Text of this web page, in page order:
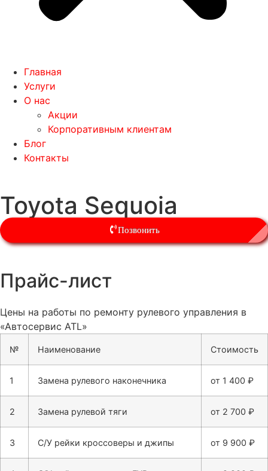
Главная
Услуги
О нас
Акции
Корпоративным клиентам
Блог
Контакты
Toyota Sequoia
Позвонить
Прайс-лист
Цены на работы по ремонту рулевого управления в
«Автосервис ATL»
№ Наименование Стоимость
1 Замена рулевого наконечника от 1 400 ₽
2 Замена рулевой тяги от 2 700 ₽
3 С/У рейки кроссоверы и джипы от 9 900 ₽